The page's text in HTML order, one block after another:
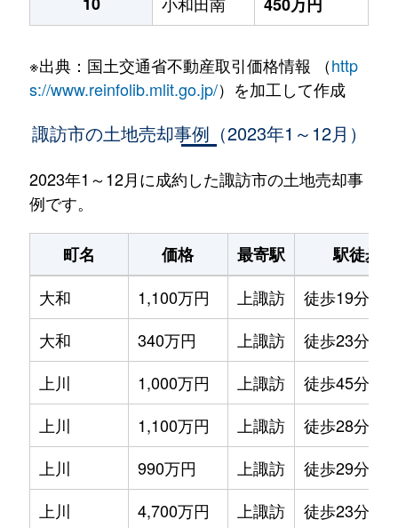
※出典：国土交通省不動産取引価格情報 （http
s://www.reinfolib.mlit.go.jp/）を加工して作成
諏訪市の土地売却事例（2023年1～12月）
2023年1～12月に成約した諏訪市の土地売却事
例です。
町名 価格 最寄駅
駅徒歩
大和
1,100万円 上諏訪
徒歩19分
大和
340万円 上諏訪
徒歩23分
上川
1,000万円 上諏訪
徒歩45分
上川
1,100万円 上諏訪
徒歩28分
上川
990万円 上諏訪
徒歩29分
上川
4,700万円 上諏訪
徒歩23分